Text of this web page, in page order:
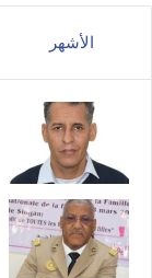
الأشهر